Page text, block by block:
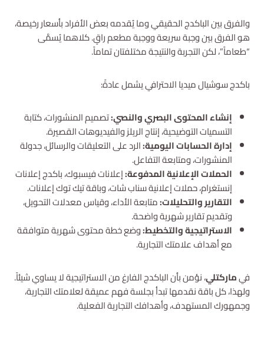
والفرق بين الباكدج الحقيقي وما يُقدمه بعض الأفراد بأسعار رخيصة،
هو الفرق بين وجبة سريعة ووجبة مطعم راقٍ. كلاهما يُسمَّى
“طعاماً”، لكن التجربة والنتيجة مختلفتان تماماً.
باكدج سوشيال ميديا الاحترافي يشمل عادةً:
إنشاء المحتوى البصري والنصي:تصميم المنشورات، كتابة
التسميات التوضيحية، إنتاج الريلز والفيديوهات القصيرة.
إدارة الحسابات اليومية:الرد على التعليقات والرسائل، جدولة
المنشورات، ومتابعة التفاعل.
الحملات الإعلانية المدفوعة:إعلانات فيسبوك، باكدج إعلانات
إنستغرام، حملات إعلانية سناب شات، وباقة تيك توك إعلانات.
التقارير والتحليلات:متابعة الأداء، وقياس معدلات التحويل،
وتقديم تقارير شهرية واضحة.
الاستراتيجية والتخطيط:وضع خطة محتوى شهرية متوافقة
مع أهداف علامتك التجارية.
فيماركتلي، نؤمن بأن الباكدج الفارغ من الاستراتيجية لا يساوي شيئاً.
ولهذا، كل باقة نقدمها تبدأ بجلسة فهم عميقة لعلامتك التجارية،
وجمهورك المستهدف، وأهدافك التجارية الفعلية.